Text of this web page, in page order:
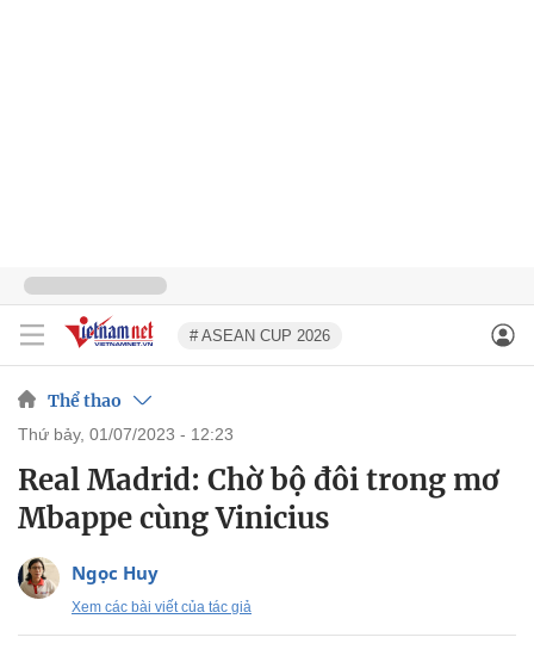
# ASEAN CUP 2026
Thể thao
thứ bảy, 01/07/2023 - 12:23
Real Madrid: Chờ bộ đôi trong mơ
Mbappe cùng Vinicius
Ngọc Huy
Xem các bài viết của tác giả